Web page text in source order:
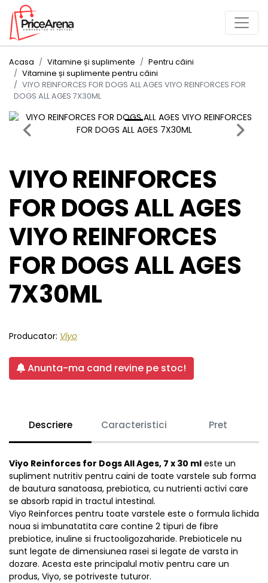
Acasa Vitamine și suplimente
Pentru câini
Vitamine și suplimente pentru câini
VIYO REINFORCES FOR DOGS ALL AGES VIYO REINFORCES FOR
DOGS ALL AGES 7X30ML
Previous Next
VIYO REINFORCES
FOR DOGS ALL AGES
VIYO REINFORCES
FOR DOGS ALL AGES
7X30ML
Producator: Viyo
Anunta-ma cand revine pe stoc!
Descriere Caracteristici Pret
Viyo Reinforces for Dogs All Ages, 7 x 30 ml este un
supliment nutritiv pentru caini de toate varstele sub forma
de bautura sanatoasa, prebiotica, cu nutrienti activi care
se absorb rapid in tractul intestinal.
Viyo Reinforces pentru toate varstele este o formula lichida
noua si imbunatatita care contine 2 tipuri de fibre
prebiotice, inuline si fructooligozaharide. Prebioticele nu
sunt legate de dimensiunea rasei si legate de varsta in
dozare. Acesta este principalul motiv pentru care un
produs, Viyo, se potriveste tuturor.